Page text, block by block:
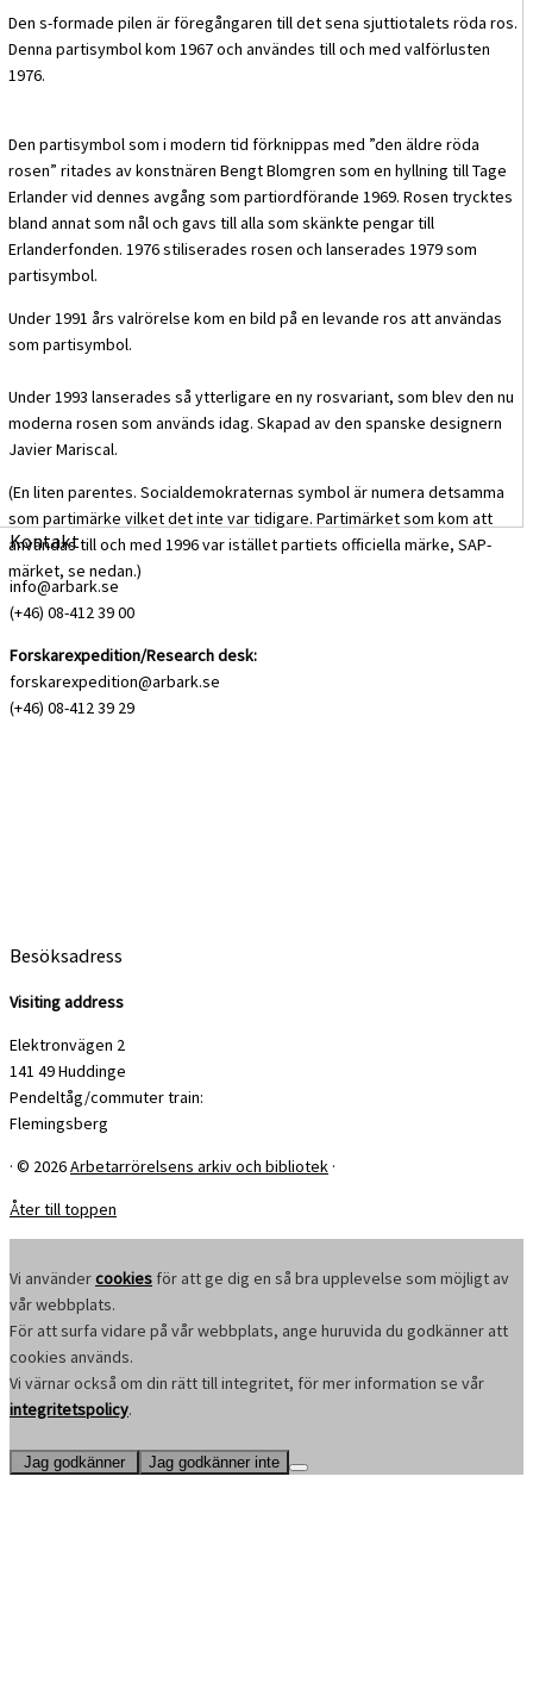
Den s-formade pilen är föregångaren till det sena sjuttiotalets röda ros.
Denna partisymbol kom 1967 och användes till och med valförlusten
1976.
Den partisymbol som i modern tid förknippas med ”den äldre röda
rosen” ritades av konstnären Bengt Blomgren som en hyllning till Tage
Erlander vid dennes avgång som partiordförande 1969. Rosen trycktes
bland annat som nål och gavs till alla som skänkte pengar till
Erlanderfonden. 1976 stiliserades rosen och lanserades 1979 som
partisymbol.
Under 1991 års valrörelse kom en bild på en levande ros att användas
som partisymbol.
Under 1993 lanserades så ytterligare en ny rosvariant, som blev den nu
moderna rosen som används idag. Skapad av den spanske designern
Javier Mariscal.
(En liten parentes. Socialdemokraternas symbol är numera detsamma
som partimärke vilket det inte var tidigare. Partimärket som kom att
användas till och med 1996 var istället partiets officiella märke, SAP-
märket, se nedan.)
Kontakt
info@arbark.se
(+46) 08-412 39 00
Forskarexpedition/Research desk:
forskarexpedition@arbark.se
(+46) 08-412 39 29
Besöksadress
Visiting address
Elektronvägen 2
141 49 Huddinge
Pendeltåg/commuter train:
Flemingsberg
· © 2026Arbetarrörelsens arkiv och bibliotek ·
Åter till toppen
Vi användercookies för att ge dig en så bra upplevelse som möjligt av
vår webbplats.
För att surfa vidare på vår webbplats, ange huruvida du godkänner att
cookies används.
Vi värnar också om din rätt till integritet, för mer information se vår
integritetspolicy.
Jag godkänner Jag godkänner inte